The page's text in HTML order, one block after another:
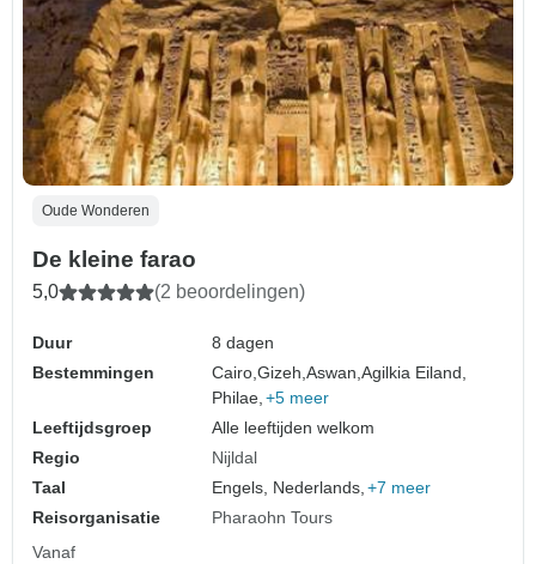
Oude Wonderen
De kleine farao
5,0 (2 beoordelingen)
Duur
8 dagen
Bestemmingen
Cairo,Gizeh,Aswan,Agilkia Eiland,
Philae, +5 meer
Leeftijdsgroep
Alle leeftijden welkom
Regio
Nijldal
Taal
Engels, Nederlands, +7 meer
Reisorganisatie
Pharaohn Tours
Vanaf